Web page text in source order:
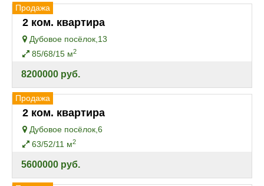
Продажа
2 ком. квартира
Дубовое посёлок,13
85/68/15 м2
8200000 руб.
Продажа
2 ком. квартира
Дубовое посёлок,6
63/52/11 м2
5600000 руб.